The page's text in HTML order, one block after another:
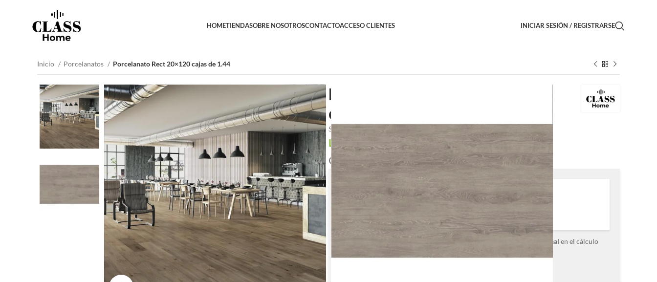
HOMETIENDASOBRE NOSOTROSCONTACTOACCESO CLIENTES INICIAR SESIÓN / REGISTRARSE
Inicio Porcelanatos Porcelanato Rect 20×120 cajas de 1.44
Porcelanato Rect 20×120
cajas de 1.44
SKU: 0000044056
Login to see prices
/ Caja
Caja de 1.4400 m²
Calcula cuántas cajas necesitas
Superficie a cubrir (m²)
Resultado:
0,0 cajas
5% adicional en el cálculo